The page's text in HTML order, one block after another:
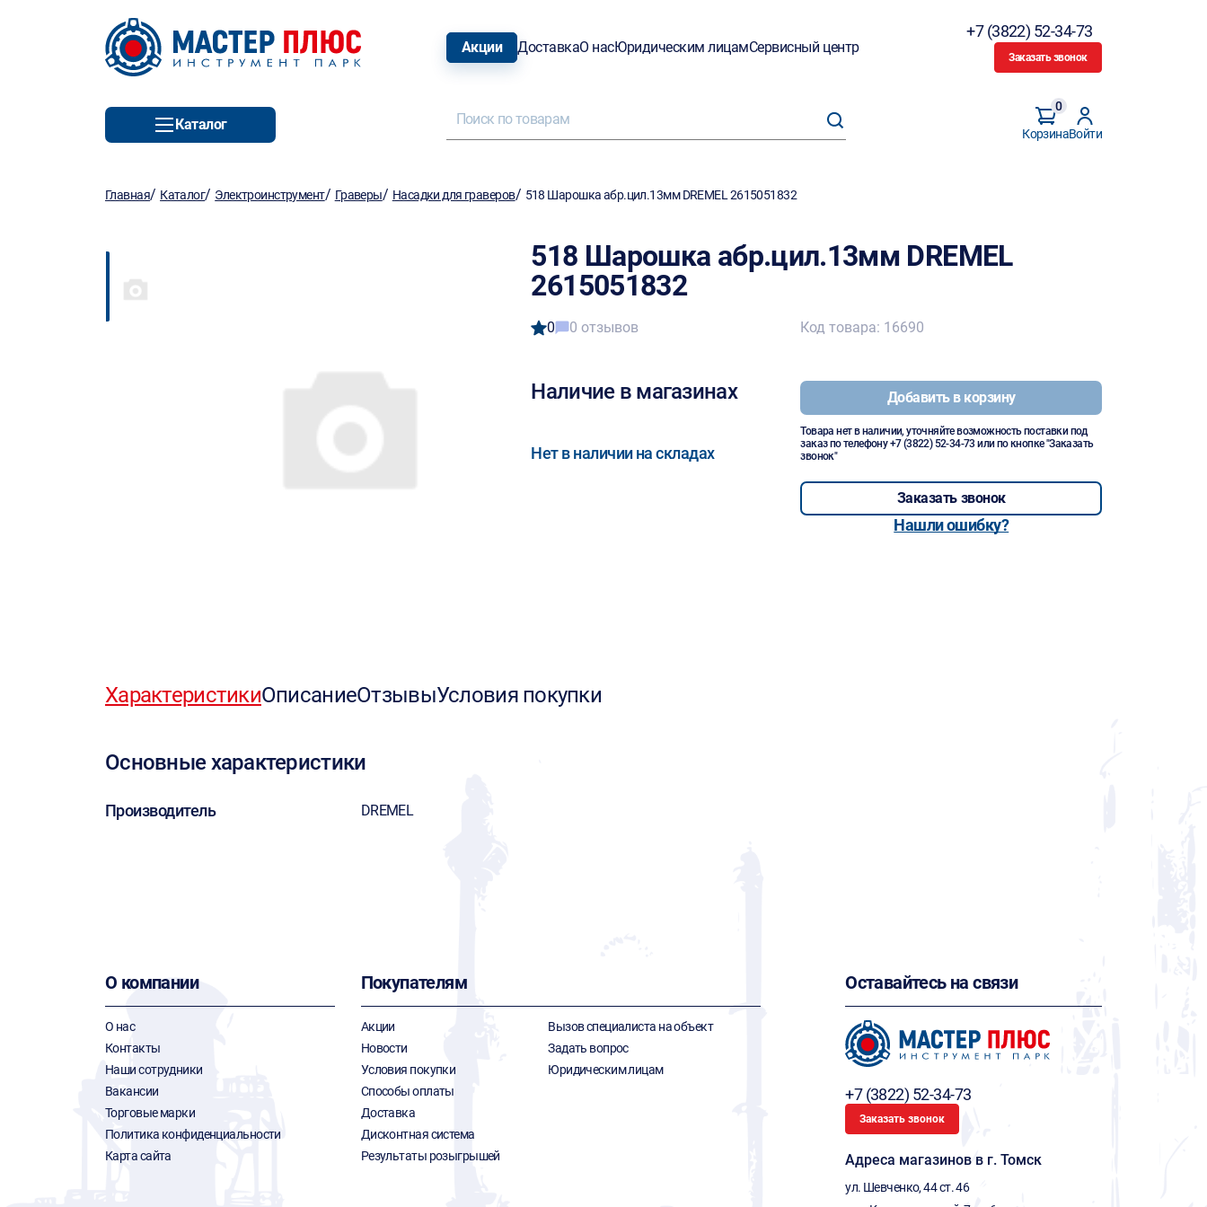
Акции ДоставкаО насЮридическим лицамСервисный центр
+7 (3822) 52-34-73
Заказать звонок
Каталог
Корзина
0
Войти
Главная/ Каталог/ Электроинструмент/ Граверы/ Насадки для граверов/ 518 Шарошка абр.цил.13мм DREMEL 2615051832
518 Шарошка абр.цил.13мм DREMEL
2615051832
0 0 отзывов
Наличие в магазинах
Нет в наличии на складах
Код товара: 16690
Добавить в корзину
Товара нет в наличии, уточняйте возможность поставки под
заказ по телефону+7 (3822) 52-34-73 или по кнопке "Заказать
звонок"
Заказать звонок
Нашли ошибку?
ХарактеристикиОписаниеОтзывыУсловия покупки
Основные характеристики
Производитель DREMEL
О компании
О нас
Контакты
Наши сотрудники
Вакансии
Торговые марки
Политика конфиденциальности
Карта сайта
Покупателям
Акции
Новости
Условия покупки
Способы оплаты
Доставка
Дисконтная система
Результаты розыгрышей
Вызов специалиста на объект
Задать вопрос
Юридическим лицам
Оставайтесь на связи
+7 (3822) 52-34-73
Заказать звонок
Адреса магазинов в г. Томск
ул. Шевченко, 44 ст. 46